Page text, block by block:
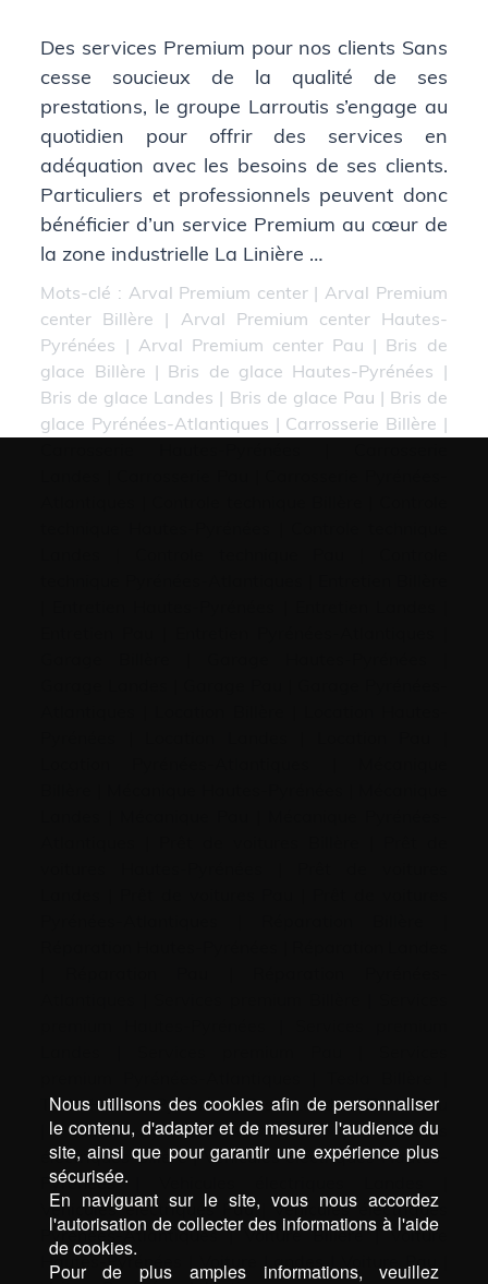
Des services Premium pour nos clients Sans
cesse soucieux de la qualité de ses
prestations, le groupe Larroutis s’engage au
quotidien pour offrir des services en
adéquation avec les besoins de ses clients.
Particuliers et professionnels peuvent donc
bénéficier d’un service Premium au cœur de
la zone industrielle La Linière …
Mots-clé : Arval Premium center| Arval Premium
center Billère | Arval Premium center Hautes-
Pyrénées | Arval Premium center Pau | Bris de
glace Billère | Bris de glace Hautes-Pyrénées |
Bris de glace Landes | Bris de glace Pau | Bris de
glace Pyrénées-Atlantiques | Carrosserie Billère |
Tesla Hautes-Pyrénées|Tesla Landes|Tesla Pau
|Tesla Pyrénées-Atlantiques|Vehicules
électriques Billère|Vehicules électriques Hautes-
Pyrénées|
Vehicules électriques Pau|Vehicules électriques
Pyrénées-Atlantiques| Voiture Billère|Voiture
Hautes-Pyrénées
Voiture Landes Voiture Pau
Nous utilisons des cookies afin de personnaliser
le contenu, d'adapter et de mesurer l'audience du
site, ainsi que pour garantir une expérience plus
sécurisée.
En naviguant sur le site, vous nous accordez
l'autorisation de collecter des informations à l'aide
de cookies.
Pour de plus amples informations, veuillez